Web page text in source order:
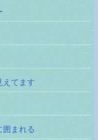
えてます
囲まれる